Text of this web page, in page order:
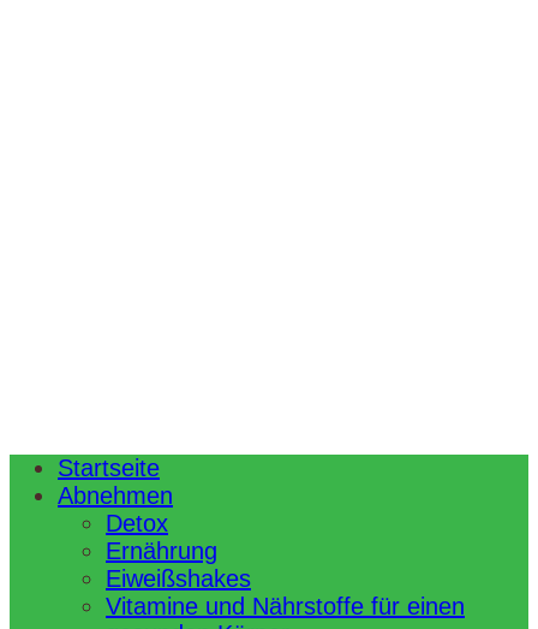
Startseite
Abnehmen
Detox
Ernährung
Eiweißshakes
Vitamine und Nährstoffe für einen